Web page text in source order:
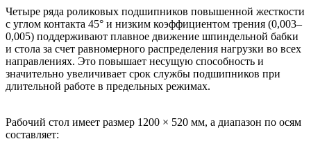
Четыре ряда роликовых подшипников повышенной жесткости
с углом контакта 45° и низким коэффициентом трения (0,003–
0,005) поддерживают плавное движение шпиндельной бабки
и стола за счет равномерного распределения нагрузки во всех
направлениях. Это повышает несущую способность и
значительно увеличивает срок службы подшипников при
длительной работе в предельных режимах.
Рабочий стол имеет размер 1200 × 520 мм, а диапазон по осям
составляет: